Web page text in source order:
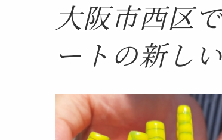
大阪市西区
ートの新し